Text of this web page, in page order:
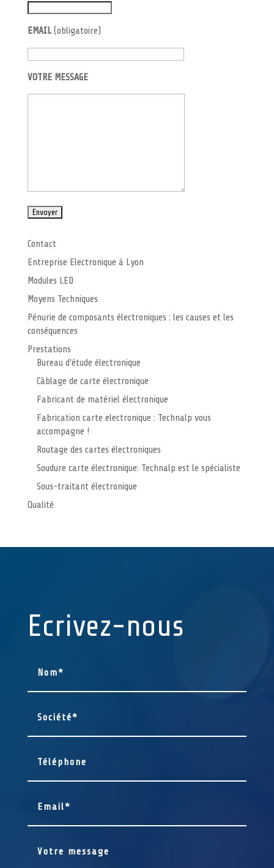
EMAIL(obligatoire)
VOTRE MESSAGE
Contact
Entreprise Electronique à Lyon
Modules LED
Moyens Techniques
Pénurie de composants électroniques : les causes et les
conséquences
Prestations
Bureau d'étude électronique
Câblage de carte électronique
Fabricant de matériel électronique
Fabrication carte electronique : Technalp vous
accompagne !
Routage des cartes électroniques
Soudure carte électronique: Technalp est le spécialiste
Sous-traitant électronique
Qualité
Ecrivez-nous